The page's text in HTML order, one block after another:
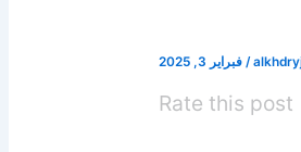
/فبراير 3, 2025
Rate this post